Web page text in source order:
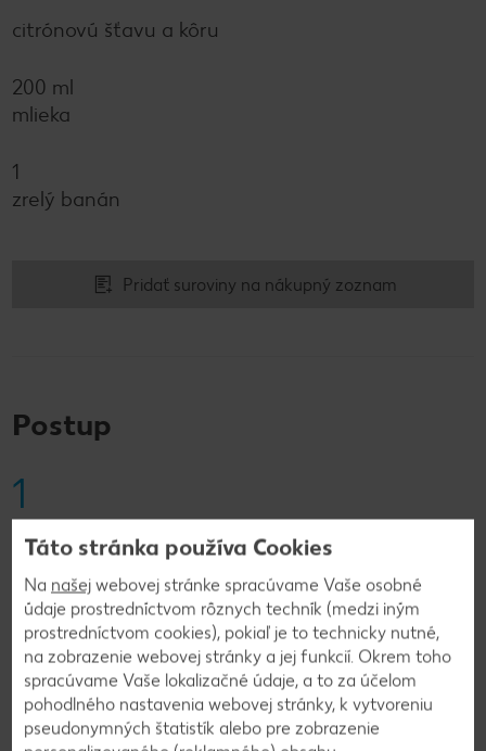
citrónovú šťavu a kôru
200 ml
mlieka
1
zrelý banán
Pridať suroviny na nákupný zoznam
Postup
1
Banán ošúpeme a rozmixujeme s malinami,
mliekom, citrónovou šťavou a kôrou a osladíme
hroznovým cukrom.
Späť na prehľad
Táto stránka používa Cookies
Na našej webovej stránke spracúvame Vaše osobné
údaje prostredníctvom rôznych techník (medzi iným
prostredníctvom cookies), pokiaľ je to technicky nutné,
na zobrazenie webovej stránky a jej funkcií. Okrem toho
spracúvame Vaše lokalizačné údaje, a to za účelom
pohodlného nastavenia webovej stránky, k vytvoreniu
pseudonymných štatistík alebo pre zobrazenie